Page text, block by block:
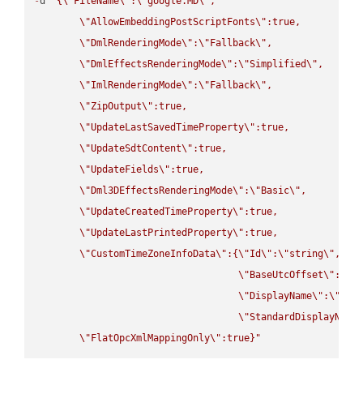
\"AllowEmbeddingPostScriptFonts\" :true,
\" DmlRenderingMode\" :\" Fallback\" ,
\" DmlEffectsRenderingMode\" :\"Simplified\" ,
\"ImlRenderingMode\" :\" Fallback\" ,
\"ZipOutput\" :true,
\"UpdateLastSavedTimeProperty\" :true,
\"UpdateSdtContent\" :true,
\"UpdateFields\" :true,
\" Dml3DEffectsRenderingMode\" :\" Basic\" ,
\"UpdateCreatedTimeProperty\" :true,
\"UpdateLastPrintedProperty\" :true,
\"CustomTimeZoneInfoData\" :{\"Id\" :\"string\" ,
\" BaseUtcOffset\" :
\" DisplayName\" :\"
\"StandardDisplayName
\" FlatOpcXmlMappingOnly\" :true}"